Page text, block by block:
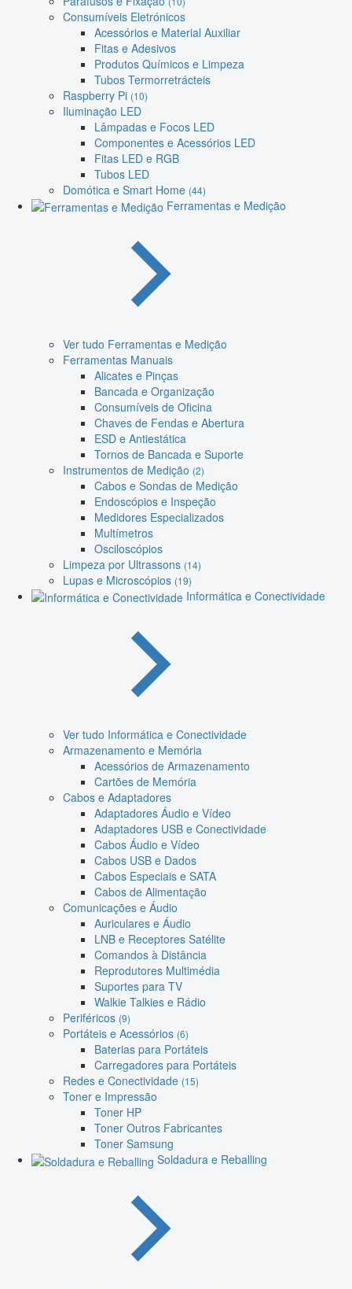
Consumíveis Eletrónicos
Acessórios e Material Auxiliar
Fitas e Adesivos
Produtos Químicos e Limpeza
Tubos Termorretrácteis
Raspberry Pi (10)
Iluminação LED
Lâmpadas e Focos LED
Componentes e Acessórios LED
Fitas LED e RGB
Tubos LED
Domótica e Smart Home (44)
Ferramentas e Medição
Ver tudo Ferramentas e Medição
Ferramentas Manuais
Alicates e Pinças
Bancada e Organização
Consumíveis de Oficina
Chaves de Fendas e Abertura
ESD e Antiestática
Tornos de Bancada e Suporte
Instrumentos de Medição (2)
Cabos e Sondas de Medição
Endoscópios e Inspeção
Medidores Especializados
Multímetros
Osciloscópios
Limpeza por Ultrassons (14)
Lupas e Microscópios (19)
Informática e Conectividade
Ver tudo Informática e Conectividade
Armazenamento e Memória
Acessórios de Armazenamento
Cartões de Memória
Cabos e Adaptadores
Adaptadores Áudio e Vídeo
Adaptadores USB e Conectividade
Cabos Áudio e Vídeo
Cabos USB e Dados
Cabos Especiais e SATA
Cabos de Alimentação
Comunicações e Áudio
Auriculares e Áudio
LNB e Receptores Satélite
Comandos à Distância
Reprodutores Multimédia
Suportes para TV
Walkie Talkies e Rádio
Periféricos (9)
Portáteis e Acessórios (6)
Baterias para Portáteis
Carregadores para Portáteis
Redes e Conectividade (15)
Toner e Impressão
Toner HP
Toner Outros Fabricantes
Toner Samsung
Soldadura e Reballing